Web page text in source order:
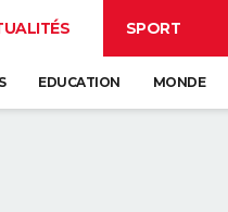
SPORT
EDUCATION MONDE